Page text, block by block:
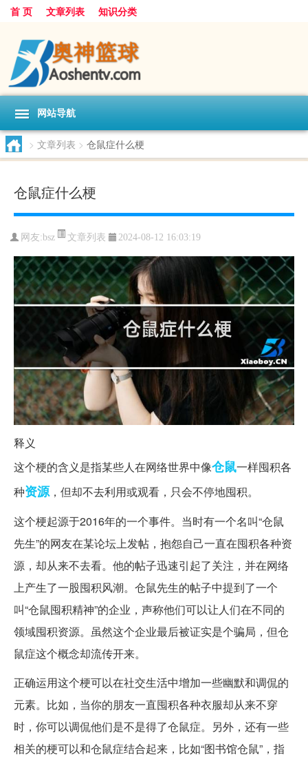
首 页 文章列表 知识分类
网站导航
> 文章列表 > 仓鼠症什么梗
仓鼠症什么梗
网友:bsz 文章列表 2024-08-12 16:03:19
释义
这个梗的含义是指某些人在网络世界中像仓鼠一样囤积各
种资源 ，但却不去利用或观看，只会不停地囤积。
这个梗起源于2016年的一个事件。当时有一个名叫“仓鼠
先生”的网友在某论坛上发帖，抱怨自己一直在囤积各种资
源，却从来不去看。他的帖子迅速引起了关注，并在网络
上产生了一股囤积风潮。仓鼠先生的帖子中提到了一个
叫“仓鼠囤积精神”的企业，声称他们可以让人们在不同的
领域囤积资源。虽然这个企业最后被证实是个骗局，但仓
鼠症这个概念却流传开来。
正确运用这个梗可以在社交生活中增加一些幽默和调侃的
元素。比如，当你的朋友一直囤积各种衣服却从来不穿
时，你可以调侃他们是不是得了仓鼠症。另外，还有一些
相关的梗可以和仓鼠症结合起来，比如“图书馆仓鼠”，指